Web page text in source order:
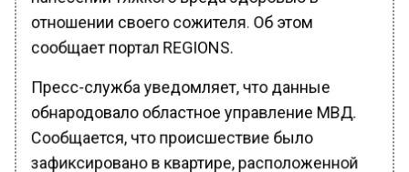
отношении своего сожителя. Об этом
сообщает портал REGIONS.
Пресс-служба уведомляет, что данные
обнародовало областное управление МВД.
Сообщается, что происшествие было
зафиксировано в квартире, расположенной